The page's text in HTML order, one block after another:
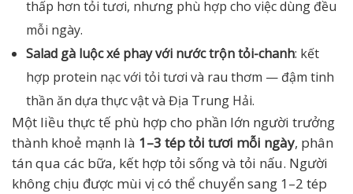
thấp hơn tỏi tươi, nhưng phù hợp cho việc dùng đều
mỗi ngày.
Salad gà luộc xé phay với nước trộn tỏi-chanh: kết
hợp protein nạc với tỏi tươi và rau thơm — đậm tinh
thần ăn dựa thực vật và Địa Trung Hải.
Một liều thực tế phù hợp cho phần lớn người trưởng
thành khoẻ mạnh là 1–3 tép tỏi tươi mỗi ngày, phân
tán qua các bữa, kết hợp tỏi sống và tỏi nấu. Người
không chịu được mùi vị có thể chuyển sang 1–2 tép